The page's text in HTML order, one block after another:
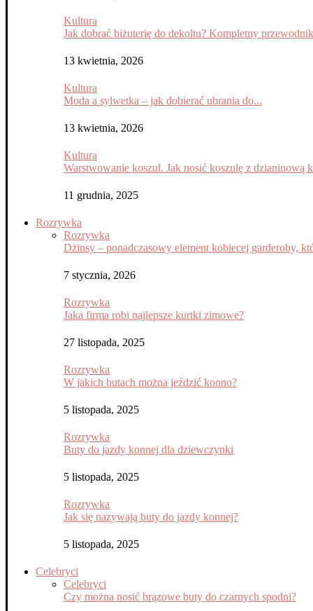
Kultura
Jak dobrać biżuterię do dekoltu? Kompletny przewodnik
13 kwietnia, 2026
Kultura
Moda a sylwetka – jak dobierać ubrania do...
13 kwietnia, 2026
Kultura
Warstwowanie koszul. Jak nosić koszulę z dzianinową
11 grudnia, 2025
Rozrywka
Rozrywka
Dżinsy – ponadczasowy element kobiecej garderoby,
7 stycznia, 2026
Rozrywka
Jaka firma robi najlepsze kurtki zimowe?
27 listopada, 2025
Rozrywka
W jakich butach można jeździć konno?
5 listopada, 2025
Rozrywka
Buty do jazdy konnej dla dziewczynki
5 listopada, 2025
Rozrywka
Jak się nazywają buty do jazdy konnej?
5 listopada, 2025
Celebryci
Celebryci
Czy można nosić brązowe buty do czarnych spodni?